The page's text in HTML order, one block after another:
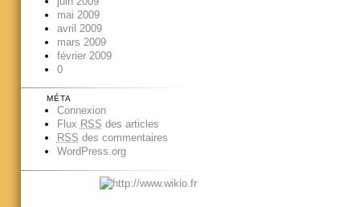
mai 2009
avril 2009
mars 2009
février 2009
0
MÉTA
Connexion
Flux RSS des articles
RSS des commentaires
WordPress.org